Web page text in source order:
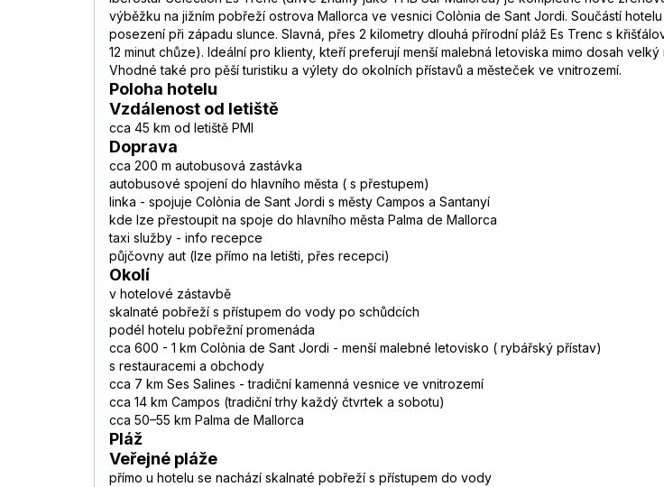
výběžku na jižním pobřeží ostrova Mallorca ve vesnici Colònia de Sant Jordi. Součástí
posezení při západu slunce. Slavná, přes 2 kilometry dlouhá přírodní pláž Es Trenc s
12 minut chůze). Ideální pro klienty, kteří preferují menší malebná letoviska mimo dosah
Vhodné také pro pěší turistiku a výlety do okolních přístavů a městeček ve vnitrozemí.
Poloha hotelu
Vzdálenost od letiště
cca 45 km od letiště PMI
Doprava
cca 200 m autobusová zastávka
autobusové spojení do hlavního města ( s přestupem)
linka - spojuje Colònia de Sant Jordi s městy Campos a Santanyí
kde lze přestoupit na spoje do hlavního města Palma de Mallorca
taxi služby - info recepce
půjčovny aut (lze přímo na letišti, přes recepci)
Okolí
v hotelové zástavbě
skalnaté pobřeží s přístupem do vody po schůdcích
podél hotelu pobřežní promenáda
cca 600 - 1 km Colònia de Sant Jordi - menší malebné letovisko ( rybářský přístav)
s restauracemi a obchody
cca 7 km Ses Salines - tradiční kamenná vesnice ve vnitrozemí
cca 14 km Campos (tradiční trhy každý čtvrtek a sobotu)
cca 50–55 km Palma de Mallorca
Pláž
Veřejné pláže
přímo u hotelu se nachází skalnaté pobřeží s přístupem do vody